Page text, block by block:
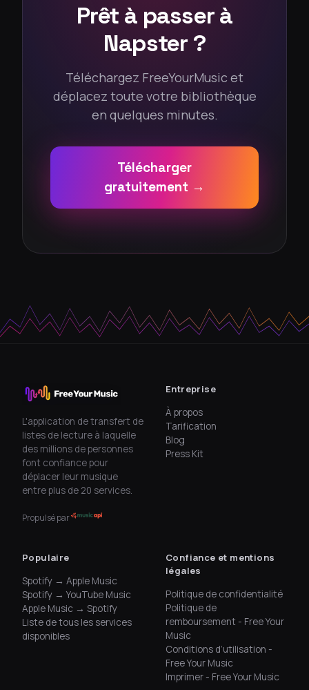
Prêt à passer à
Napster ?
Téléchargez FreeYourMusic et
déplacez toute votre bibliothèque
en quelques minutes.
Télécharger
gratuitement →
L'application de transfert de
listes de lecture à laquelle
des millions de personnes
font confiance pour
déplacer leur musique
entre plus de 20 services.
Propulsé par
Entreprise
À propos
Tarification
Blog
Press Kit
Populaire
Spotify → Apple Music
Spotify → YouTube Music
Apple Music → Spotify
Liste de tous les services
disponibles
Confiance et mentions
légales
Politique de confidentialité
Politique de
remboursement - Free Your
Music
Conditions d’utilisation -
Free Your Music
Imprimer - Free Your Music